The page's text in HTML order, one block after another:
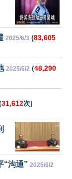
2025/6/3 (83,605
2025/6/2 (48,290
31,612次)
“沟通” 2025/6/2